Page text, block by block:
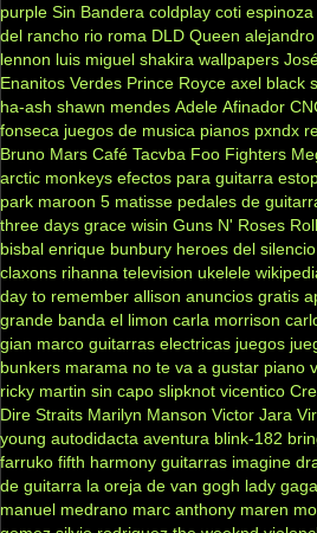
purple Sin Bandera coldplay coti espinoza
del rancho rio roma DLD Queen
lennon luis miguel shakira wallpapers
Enanitos Verdes Prince Royce axel black
ha-ash shawn mendes Adele Afinador
fonseca juegos de musica pianos pxndx
Bruno Mars Café Tacvba Foo Fighters
arctic monkeys efectos para guitarra
park maroon 5 matisse pedales de
three days grace wisin Guns N' Roses
bisbal enrique bunbury heroes del silencio
claxons rihanna television ukelele
day to remember allison anuncios gratis
grande banda el limon carla morrison
gian marco guitarras electricas juegos
bunkers marama no te va a gustar piano
ricky martin sin capo slipknot vicentico
Dire Straits Marilyn Manson Victor Jara
young autodidacta aventura blink-182
farruko fifth harmony guitarras imagine
de guitarra la oreja de van gogh lady gaga
manuel medrano marc anthony maren